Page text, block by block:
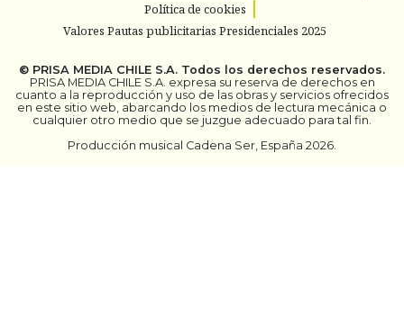
Política de cookies
Valores Pautas publicitarias Presidenciales 2025
© PRISA MEDIA CHILE S.A. Todos los derechos reservados.
PRISA MEDIA CHILE S.A. expresa su reserva de derechos en
cuanto a la reproducción y uso de las obras y servicios ofrecidos
en este sitio web, abarcando los medios de lectura mecánica o
cualquier otro medio que se juzgue adecuado para tal fin.
Producción musical Cadena Ser, España 2026.